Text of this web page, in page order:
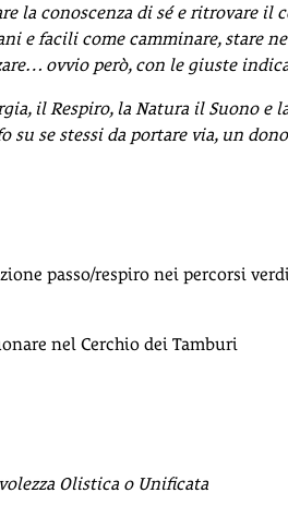
la conoscenza di sé e ritrovare
e facili come camminare, stare
ovvio però, con le giuste
il Respiro, la Natura il Suono e
se stessi da portare via, un
passo/respiro nei percorsi
nel Cerchio dei Tamburi
Olistica o Unificata